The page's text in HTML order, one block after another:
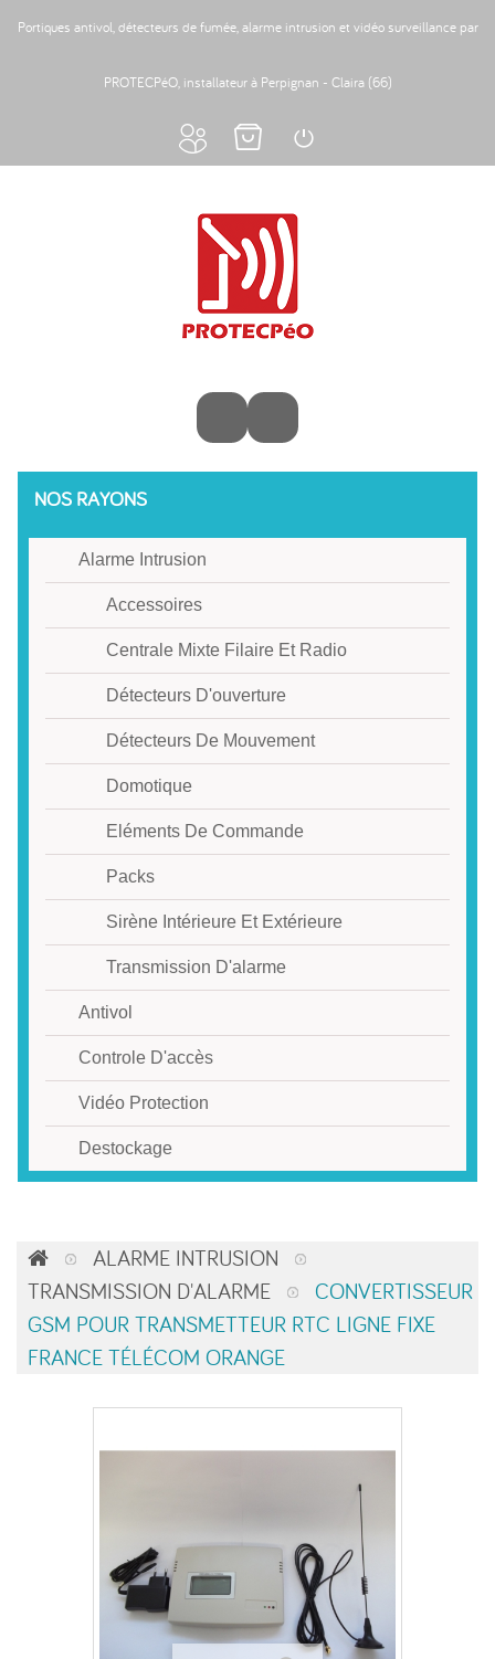
Portiques antivol, détecteurs de fumée, alarme intrusion et vidéo surveillance par
PROTECPéO, installateur à Perpignan - Claira (66)
NOS RAYONS
Alarme Intrusion
Accessoires
Centrale Mixte Filaire Et Radio
Détecteurs D'ouverture
Détecteurs De Mouvement
Domotique
Eléments De Commande
Packs
Sirène Intérieure Et Extérieure
Transmission D'alarme
Antivol
Controle D'accès
Vidéo Protection
Destockage
ALARME INTRUSION
TRANSMISSION D'ALARME
CONVERTISSEUR
GSM POUR TRANSMETTEUR RTC LIGNE FIXE
FRANCE TÉLÉCOM ORANGE